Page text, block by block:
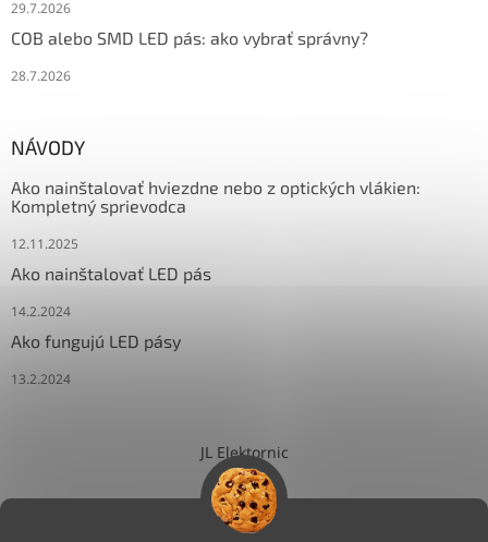
29.7.2026
COB alebo SMD LED pás: ako vybrať správny?
28.7.2026
NÁVODY
Ako nainštalovať hviezdne nebo z optických vlákien:
Kompletný sprievodca
12.11.2025
Ako nainštalovať LED pás
14.2.2024
Ako fungujú LED pásy
13.2.2024
JL Elektornic